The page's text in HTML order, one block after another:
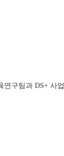
구팀과 DS+ 사